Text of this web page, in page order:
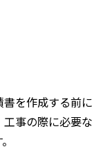
を作成する前に
事の際に必要な